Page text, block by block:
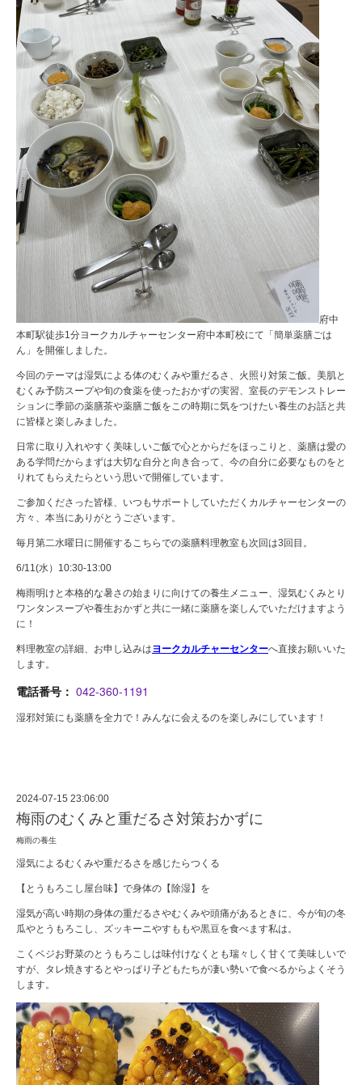
府中
本町駅徒歩1分ヨークカルチャーセンター府中本町校にて「簡単薬膳ごは
ん」を開催しました。
今回のテーマは湿気による体のむくみや重だるさ、火照り対策ご飯。美肌と
むくみ予防スープや旬の食薬を使ったおかずの実習、室長のデモンストレー
ションに季節の薬膳茶や薬膳ご飯をこの時期に気をつけたい養生のお話と共
に皆様と楽しみました。
日常に取り入れやすく美味しいご飯で心とからだをほっこりと、薬膳は愛の
ある学問だからまずは大切な自分と向き合って、今の自分に必要なものをと
りれてもらえたらという思いで開催しています。
ご参加くださった皆様、いつもサポートしていただくカルチャーセンターの
方々、本当にありがとうございます。
毎月第二水曜日に開催するこちらでの薬膳料理教室も次回は3回目。
6/11(水）10:30-13:00
梅雨明けと本格的な暑さの始まりに向けての養生メニュー、湿気むくみとり
ワンタンスープや養生おかずと共に一緒に薬膳を楽しんでいただけますよう
に！
料理教室の詳細、お申し込みはヨークカルチャーセンターへ直接お願いいた
します。
電話番号： 042-360-1191
湿邪対策にも薬膳を全力で！みんなに会えるのを楽しみにしています！
2024-07-15 23:06:00
梅雨のむくみと重だるさ対策おかずに
梅雨の養生
湿気によるむくみや重だるさを感じたらつくる
【とうもろこし屋台味】で身体の【除湿】を
湿気が高い時期の身体の重だるさやむくみや頭痛があるときに、今が旬の冬
瓜やとうもろこし、ズッキーニやすももや黒豆を食べます私は。
こくベジお野菜のとうもろこしは味付けなくとも瑞々しく甘くて美味しいで
すが、タレ焼きするとやっぱり子どもたちが凄い勢いで食べるからよくそう
します。